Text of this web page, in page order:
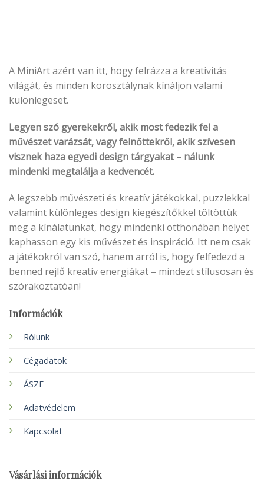
A MiniArt azért van itt, hogy felrázza a kreativitás
világát, és minden korosztálynak kínáljon valami
különlegeset.
Legyen szó gyerekekről, akik most fedezik fel a
művészet varázsát, vagy felnőttekről, akik szívesen
visznek haza egyedi design tárgyakat – nálunk
mindenki megtalálja a kedvencét.
A legszebb művészeti és kreatív játékokkal, puzzlekkal
valamint különleges design kiegészítőkkel töltöttük
meg a kínálatunkat, hogy mindenki otthonában helyet
kaphasson egy kis művészet és inspiráció. Itt nem csak
a játékokról van szó, hanem arról is, hogy felfedezd a
benned rejlő kreatív energiákat – mindezt stílusosan és
szórakoztatóan!
Információk
Rólunk
Cégadatok
ÁSZF
Adatvédelem
Kapcsolat
Vásárlási információk